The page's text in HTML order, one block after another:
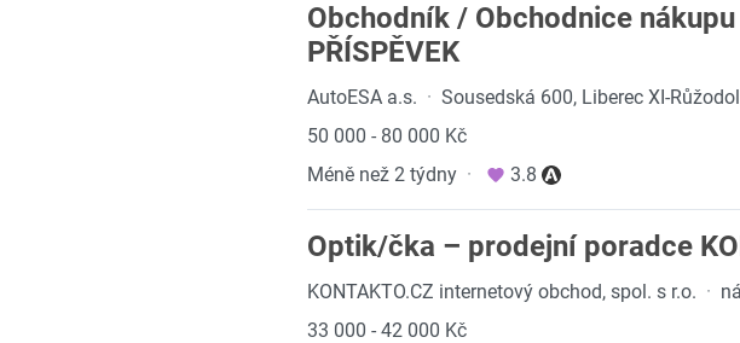
Obchodník / Obchodnice nákupu
PŘÍSPĚVEK
AutoESA a.s. · Sousedská 600, Liberec XI-
50 000 - 80 000 Kč
Méně než 2 týdny · 3.8
Optik/čka – prodejní poradce
KONTAKTO.CZ internetový obchod, spol. s r.o. ·
33 000 - 42 000 Kč